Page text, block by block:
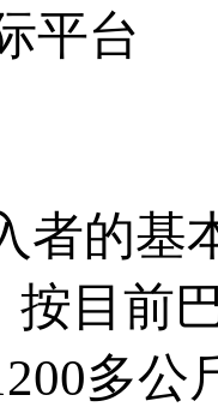
平台
的基
目前
多公